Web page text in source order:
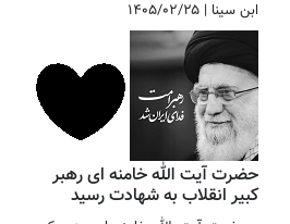
۱۴۰۵/۰۲/۲۵ | ابن سینا
حضرت آیت الله خامنه ای رهبر
کبیر انقلاب به شهادت رسید